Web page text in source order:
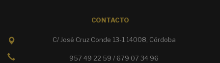
CONTACTO
C/ José Cruz Conde 13-1 14008, Córdoba
957 49 22 59 / 679 07 34 96